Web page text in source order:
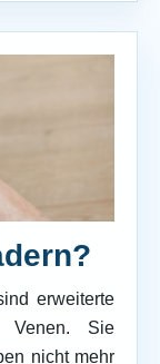
erweiterte
Venen. Sie
nicht mehr